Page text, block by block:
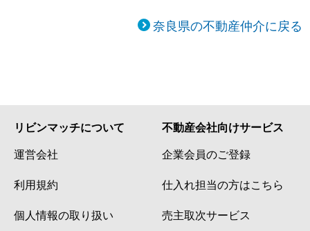
奈良県の不動産仲介に戻る
リビンマッチについて
運営会社
利用規約
個人情報の取り扱い
不動産会社向けサービス
企業会員のご登録
仕入れ担当の方はこちら
売主取次サービス